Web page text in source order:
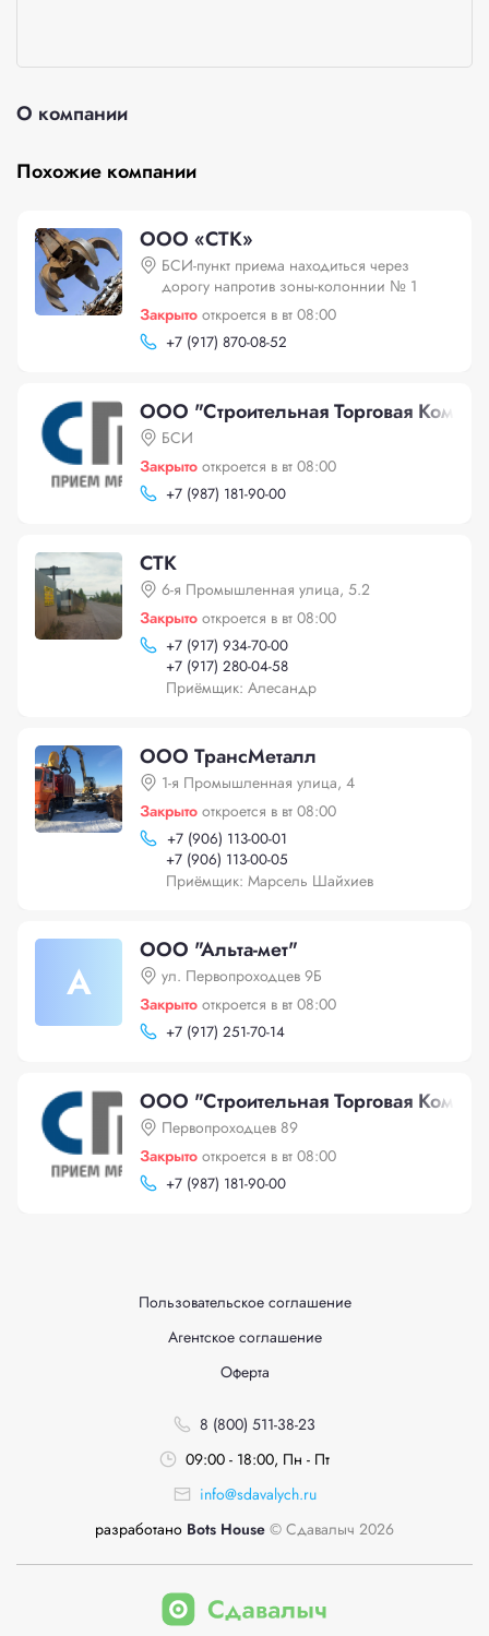
О компании
Похожие компании
ООО «СТК»
БСИ-пункт приема находиться через
дорогу напротив зоны-колоннии № 1
Закрыто откроется в вт 08:00
+7 (917) 870-08-52
ООО "Строительная Торговая
БСИ
Закрыто откроется в вт 08:00
+7 (987) 181-90-00
СТК
6-я Промышленная улица, 5.2
Закрыто откроется в вт 08:00
+7 (917) 934-70-00
+7 (917) 280-04-58
Приёмщик: Алесандр
ООО ТрансМеталл
1-я Промышленная улица, 4
Закрыто откроется в вт 08:00
+7 (906) 113-00-01
+7 (906) 113-00-05
Приёмщик: Марсель Шайхиев
А
ООО "Альта-мет"
ул. Первопроходцев 9Б
Закрыто откроется в вт 08:00
+7 (917) 251-70-14
ООО "Строительная Торговая
Первопроходцев 89
Закрыто откроется в вт 08:00
+7 (987) 181-90-00
Пользовательское соглашение
Агентское соглашение
Оферта
8 (800) 511-38-23
09:00 - 18:00, Пн - Пт
info@sdavalych.ru
разработано Bots House © Сдавалыч 2026